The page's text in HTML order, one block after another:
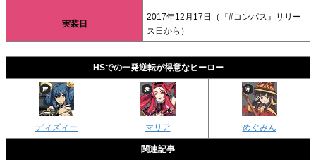
実装日
2017年12月17日（『#コンパス』リリー
ス日から）
HSでの一発逆転が得意なヒーロー
ディズィー マリア めぐみん
関連記事